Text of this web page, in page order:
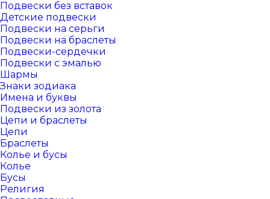
Подвески без вставок
Детские подвески
Подвески на серьги
Подвески на браслеты
Подвески-сердечки
Подвески с эмалью
Шармы
Знаки зодиака
Имена и буквы
Подвески из золота
Цепи и браслеты
Цепи
Браслеты
Колье и бусы
Колье
Бусы
Религия